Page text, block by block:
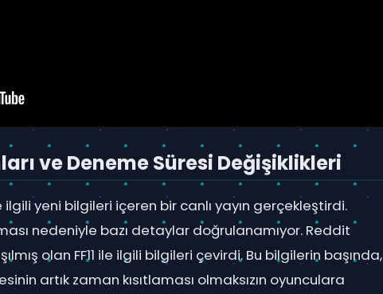
ve Deneme Süresi Değişiklikleri
ilgili yeni bilgileri içeren bir canlı yayın gerçekleştirdi.
nedeniyle bazı detaylar doğrulanamıyor. Reddit
olan FF11 ile ilgili bilgileri çevirdi. Bu bilgilerin başında,
artık zaman kısıtlaması olmaksızın oyunculara